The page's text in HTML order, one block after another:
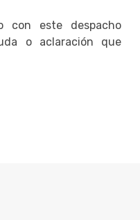
con este despacho
o aclaración que